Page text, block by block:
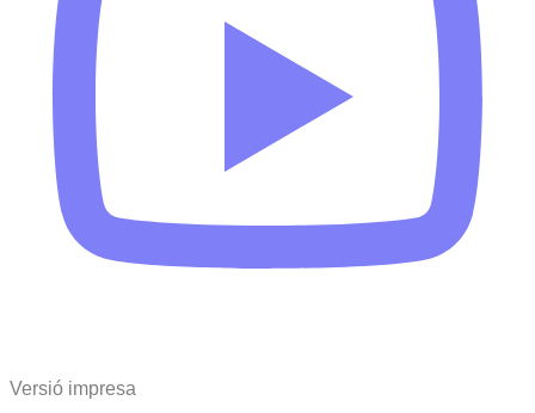
Versió impresa